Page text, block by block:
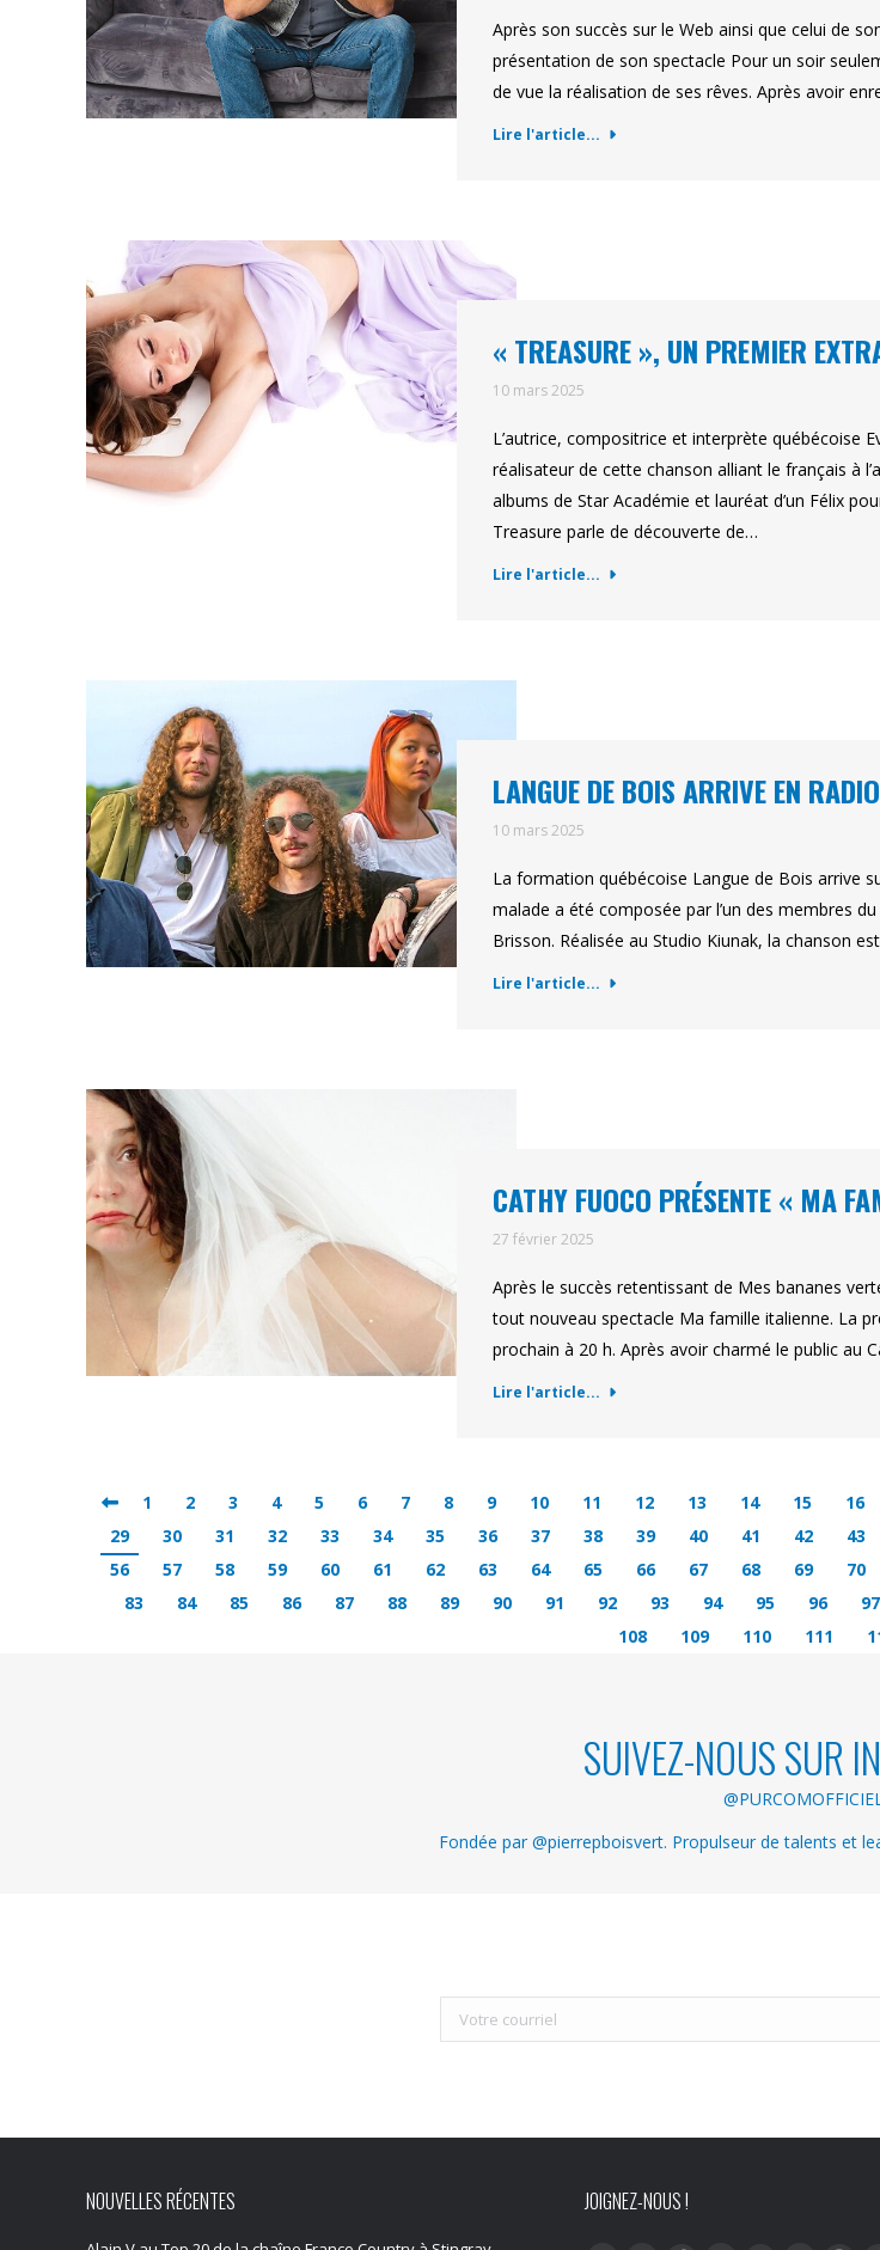
Après son succès sur le Web ainsi que celui de
présentation de son spectacle Pour un soir
de vue la réalisation de ses rêves. Après avoir
Lire l'article...
« TREASURE », UN PREMIER
10 mars 2025
L’autrice, compositrice et interprète québécoise
réalisateur de cette chanson alliant le français à
albums de Star Académie et lauréat d’un Félix
Treasure parle de découverte de…
Lire l'article...
LANGUE DE BOIS ARRIVE EN
10 mars 2025
La formation québécoise Langue de Bois arrive
malade a été composée par l’un des membres
Brisson. Réalisée au Studio Kiunak, la chanson
Lire l'article...
CATHY FUOCO PRÉSENTE « MA
27 février 2025
Après le succès retentissant de Mes bananes
tout nouveau spectacle Ma famille italienne. La
prochain à 20 h. Après avoir charmé le public au
Lire l'article...
1 2 3 4 5 6 7 8 9 10 11 12 13 14 15 16
29
30 31 32 33 34 35 36 37 38 39 40 41 42 43
56
57 58 59 60 61 62 63 64 65 66 67 68 69 70
83
84 85 86 87 88 89 90 91 92 93 94 95 96 97
108
109 110 111
SUIVEZ-NOUS SUR
Fondée par @pierrepboisvert. Propulseur de talents et
NOUVELLES RÉCENTES JOIGNEZ-NOUS !